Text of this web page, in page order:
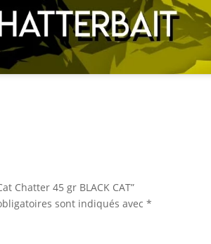
Chatter 45 gr BLACK CAT”
sont indiqués avec *